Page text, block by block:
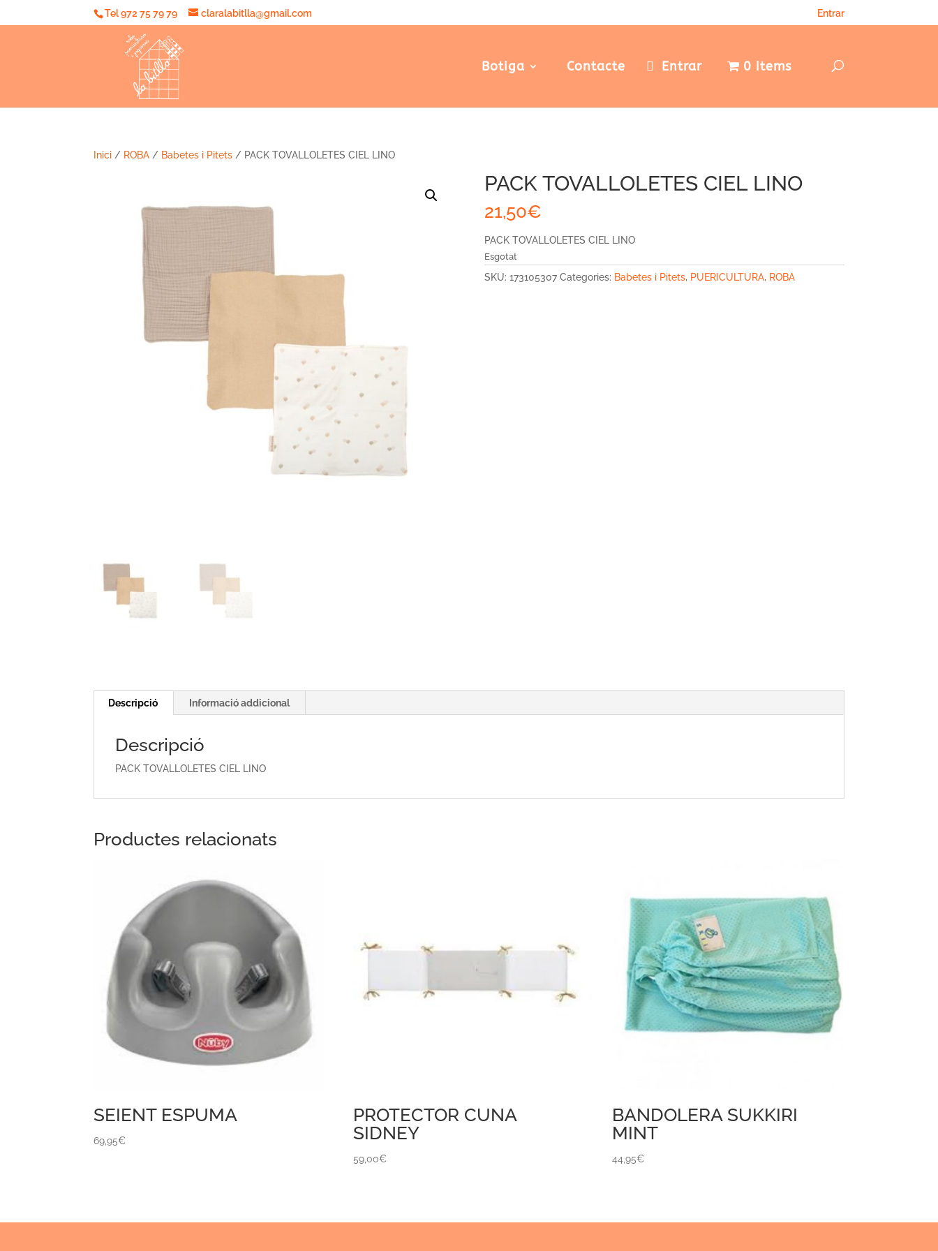
Tel 972 75 79 79 claralabitlla@gmail.com Entrar
Botiga Contacte Entrar 0 items
Inici / ROBA / Babetes i Pitets / PACK TOVALLOLETES CIEL LINO
PACK TOVALLOLETES CIEL LINO
21,50€
PACK TOVALLOLETES CIEL LINO
Esgotat
SKU: 173105307 Categories: Babetes i Pitets, PUERICULTURA, ROBA
Descripció Informació addicional
Descripció
PACK TOVALLOLETES CIEL LINO
Productes relacionats
SEIENT ESPUMA
69,95€
PROTECTOR CUNA
SIDNEY
59,00€
BANDOLERA SUKKIRI
MINT
44,95€